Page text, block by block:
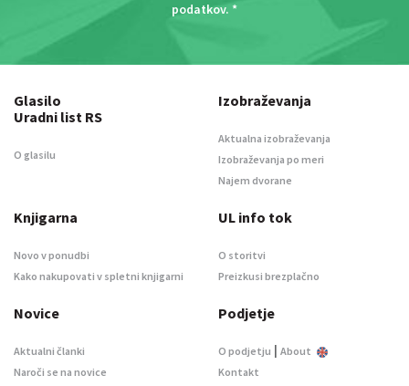
podatkov. *
Glasilo
Uradni list RS
O glasilu
Izobraževanja
Aktualna izobraževanja
Izobraževanja po meri
Najem dvorane
Knjigarna
Novo v ponudbi
Kako nakupovati v spletni knjigarni
UL info tok
O storitvi
Preizkusi brezplačno
Novice
Aktualni članki
Naroči se na novice
Podjetje
O podjetju | About
Kontakt